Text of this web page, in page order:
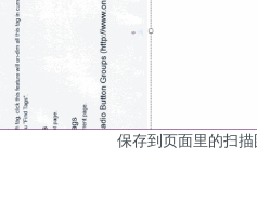
保存到页面里的扫描